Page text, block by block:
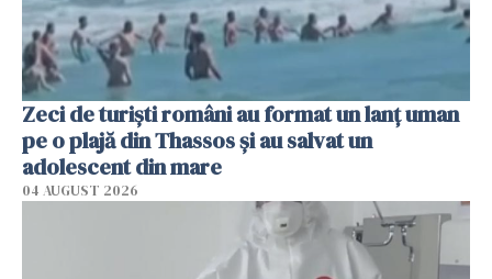
Zeci de turiști români au format un lanț uman
pe o plajă din Thassos și au salvat un
adolescent din mare
04 AUGUST 2026